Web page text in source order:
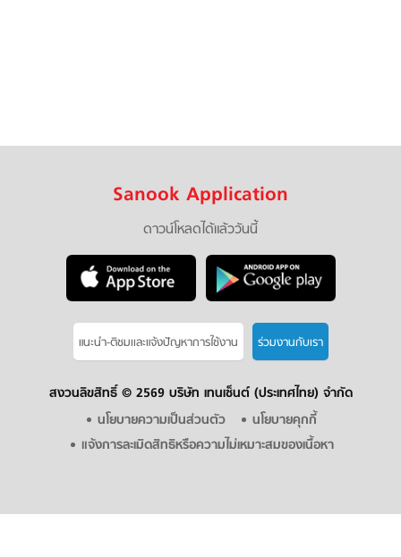
Sanook Application
ดาวน์โหลดได้แล้ววันนี้
แนะนำ-ติชมเเละแจ้งปัญหาการใช้งาน ร่วมงานกับเรา
สงวนลิขสิทธิ์ © 2569 บริษัท เทนเซ็นต์ (ประเทศไทย) จำกัด
นโยบายความเป็นส่วนตัว
นโยบายคุกกี้
แจ้งการละเมิดสิทธิหรือความไม่เหมาะสมของเนื้อหา